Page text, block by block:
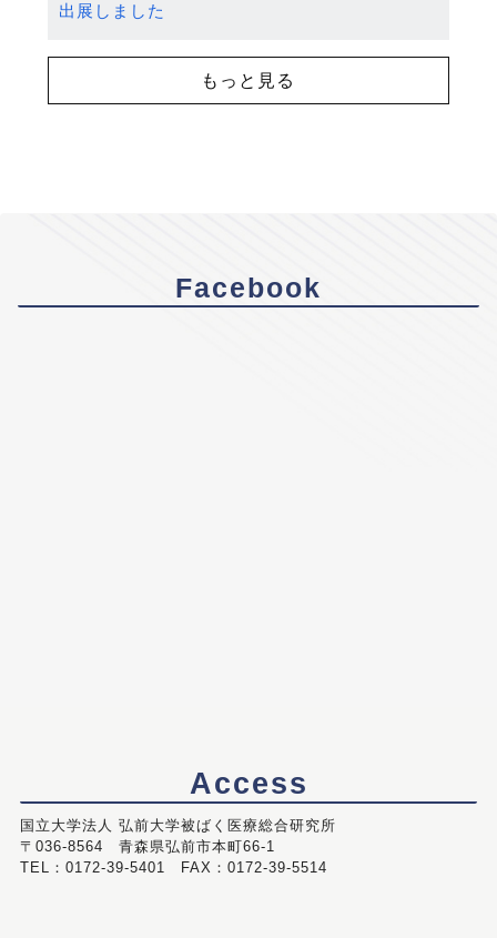
出展しました
もっと見る
Facebook
Access
国立大学法人 弘前大学被ばく医療総合研究所
〒036-8564 青森県弘前市本町66-1
TEL：0172-39-5401 FAX：0172-39-5514